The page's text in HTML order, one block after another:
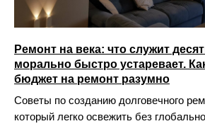
Ремонт на века: что служит
морально быстро устаревает.
бюджет на ремонт разумно
Советы по созданию долговечного
который легко освежить без